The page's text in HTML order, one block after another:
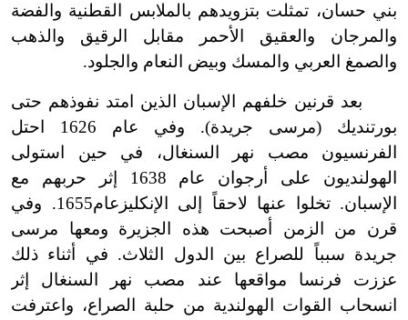
بني حسان، تمثلت بتزويدهم بالملابس القطنية والفضة
والمرجان والعقيق الأحمر مقابل الرقيق والذهب
والصمغ العربي والمسك وبيض النعام والجلود.
بعد قرنين خلفهم الإسبان الذين امتد نفوذهم حتى
بورتنديك (مرسى جريدة). وفي عام 1626 احتل
الفرنسيون مصب نهر السنغال، في حين استولى
الهولنديون على أرجوان عام 1638 إثر حربهم مع
الإسبان. تخلوا عنها لاحقاً إلى الإنكليزعام1655. وفي
قرن من الزمن أصبحت هذه الجزيرة ومعها مرسى
جريدة سبباً للصراع بين الدول الثلاث. في أثناء ذلك
عززت فرنسا مواقعها عند مصب نهر السنغال إثر
انسحاب القوات الهولندية من حلبة الصراع، واعترفت